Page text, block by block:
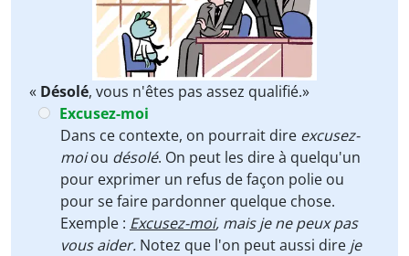
« Désolé, vous n'êtes pas assez qualifié.»
Excusez-moi
Dans ce contexte, on pourrait dire excusez-
moiou désolé. On peut les dire à quelqu'un
pour exprimer un refus de façon polie ou
pour se faire pardonner quelque chose.
Exemple : Excusez-moi, mais je ne peux pas
vous aider. Notez que l'on peut aussi dire je